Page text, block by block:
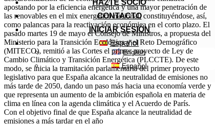
HAZTE SOCIO
CONTACTO
INICIAR SESIÓN
Español
English
Español
apostando por la eficiencia energética y una mayor penetración de
las renovables en el mix energético nacional, constituyéndose, así,
como palancas para la reactivación económica en el corto plazo. El
pasado martes 19 de mayo el Consejo de Ministros, a propuesta del
Ministerio para la Transición Ecológica y el Reto Demográfico
(MITECO), remitió a las Cortes el primer proyecto de Ley de
Cambio Climático y Transición Energética (PLCCTE). De este
modo, se inicia la tramitación parlamentaria del primer proyecto
legislativo para que España alcance la neutralidad de emisiones no
más tarde de 2050, dando un paso más hacia una economía verde y
que representa un aumento de la ambición española en materia de
clima en línea con la agenda climática y el Acuerdo de París.
Con el objetivo final de que España alcance la neutralidad de
emisiones a más tardar en el año